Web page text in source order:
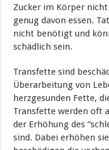
Zucker im Körper
genug davon essen.
nicht benötigt und
schädlich sein.
Transfette sind
Überarbeitung von
herzgesunden Fette,
Transfette werden oft
der Erhöhung des
sind. Dabei erhöhen